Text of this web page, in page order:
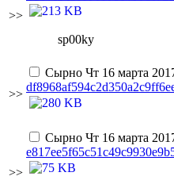
>>
sp00ky
>>
Сырно Чт 16 марта
>>
Сырно Чт 16 марта